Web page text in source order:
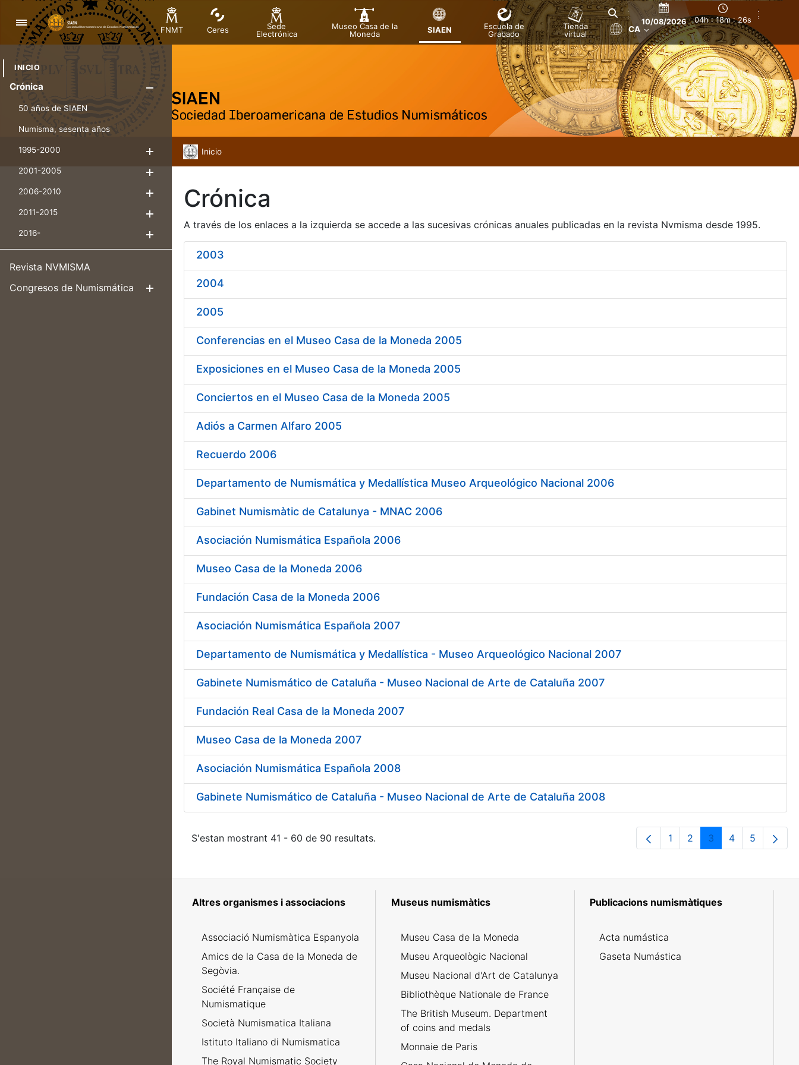
Navegació
FNMT Ceres
Sede
Electrónica
Museo Casa de la
Moneda
SIAEN
Escuela de
Grabado
Tienda
virtual
10/08/2026 04h : 18m : 26s
CA
INICIO
Crónica
50 años de SIAEN
Numisma, sesenta años
1995-2000
Mostra/Amaga
2001-2005
2006-2010
Mostra/Amaga
2011-2015
2016-
Revista NVMISMA
Congresos de Numismática
Mostra/Amaga
Inicio
Crónica
A través de los enlaces a la izquierda se accede a las sucesivas crónicas anuales publicadas en la revista Nvmisma desde 1995.
2003
2004
2005
Conferencias en el Museo Casa de la Moneda 2005
Exposiciones en el Museo Casa de la Moneda 2005
Conciertos en el Museo Casa de la Moneda 2005
Adiós a Carmen Alfaro 2005
Recuerdo 2006
Departamento de Numismática y Medallística Museo Arqueológico Nacional 2006
Gabinet Numismàtic de Catalunya - MNAC 2006
Asociación Numismática Española 2006
Museo Casa de la Moneda 2006
Fundación Casa de la Moneda 2006
Asociación Numismática Española 2007
Departamento de Numismática y Medallística - Museo Arqueológico Nacional 2007
Gabinete Numismático de Cataluña - Museo Nacional de Arte de Cataluña 2007
Fundación Real Casa de la Moneda 2007
Museo Casa de la Moneda 2007
Asociación Numismática Española 2008
Gabinete Numismático de Cataluña - Museo Nacional de Arte de Cataluña 2008
S'estan mostrant 41 - 60 de 90 resultats. Pàgina
1 Pàgina
2 Pàgina
3 Pàgina
4 Pàgina
5
Altres organismes i associacions
Associació Numismàtica Espanyola
Amics de la Casa de la Moneda de
Segòvia.
Société Française de
Numismatique
Società Numismatica Italiana
Istituto Italiano di Numismatica
The Royal Numismatic Society
Museus numismàtics
Museu Casa de la Moneda
Museu Arqueològic Nacional
Museu Nacional d'Art de Catalunya
Bibliothèque Nationale de France
The British Museum. Department
of coins and medals
Monnaie de Paris
Publicacions numismàtiques
Acta numástica
Gaseta Numástica